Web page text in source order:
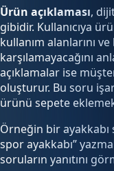
Ürün açıklaması,
gibidir. Kullanıcıya
kullanım alanlarını
karşılamayacağını
açıklamalar ise
oluşturur. Bu soru
ürünü sepete
Örneğin bir ayakkabı
spor ayakkabı”
soruların yanıtını